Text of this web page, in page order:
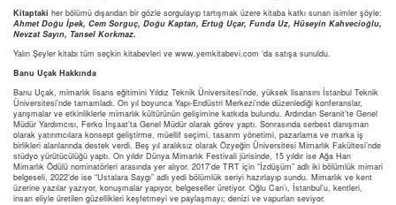
Kitaptaki her bölümü dışarıdan bir gözle sorgulayıp tartışmak üzere kitaba katkı sunan isimler şöyle:
Ahmet Doğu İpek, Cem Sorguç, Doğu Kaptan, Ertuğ Uçar, Funda Uz, Hüseyin Kahvecioğlu,
Nevzat Sayın, Tansel Korkmaz.
Yalın Şeyler kitabı tüm seçkin kitabevleri ve www.yemkitabevi.com ‘da satışa sunuldu.
Banu Uçak Hakkında
Banu Uçak, mimarlık lisans eğitimini Yıldız Teknik Üniversitesi’nde, yüksek lisansını İstanbul Teknik
Üniversitesi’nde tamamladı. On yıl boyunca Yapı-Endüstri Merkezi’nde düzenlediği konferanslar,
yarışmalar ve etkinliklerle mimarlık kültürünün gelişimine katkıda bulundu. Ardından Seranit’te Genel
Müdür Yardımcısı, Ferko İnşaat’ta Genel Müdür olarak görev yaptı. Sonrasında serbest danışman
olarak yatırımcılara konsept geliştirme, müellif seçimi, tasarım yönetimi, pazarlama ve marka iş
birlikleri alanlarında destek verdi. Beş yıl aralıksız olarak Özyeğin Üniversitesi Mimarlık Fakültesi’nde
stüdyo yürütücülüğü yaptı. On yıldır Dünya Mimarlık Festivali jürisinde, 15 yıldır ise Ağa Han
Mimarlık Ödülü nominatörleri arasında yer alıyor. 2017’de TRT için “İzdüşüm” adlı iki bölümlük mimari
belgeseli, 2022’de ise “Ustalara Saygı” adlı yedi bölümlük seriyi hazırlayıp sundu. Mimarlık ve kent
üzerine yazılar yazıyor, konuşmalar yapıyor, belgeseller üretiyor. Oğlu Can’ı, İstanbul’u, kentleri,
insan eliyle üretilen güzellikleri keşfetmeyi ve paylaşmayı; denizi ve vapurları seviyor.